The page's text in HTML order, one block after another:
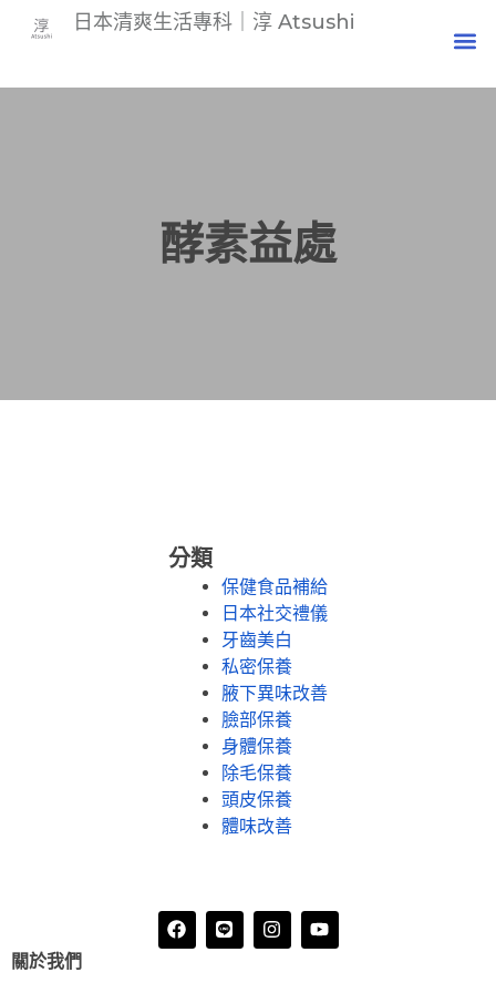
日本清爽生活專科｜淳 Atsushi
酵素益處
分類
保健食品補給
日本社交禮儀
牙齒美白
私密保養
腋下異味改善
臉部保養
身體保養
除毛保養
頭皮保養
體味改善
關於我們